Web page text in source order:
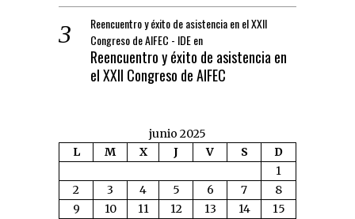
Reencuentro y éxito de asistencia en el XXII
Congreso de AIFEC - IDEen
Reencuentro y éxito de asistencia en
el XXII Congreso de AIFEC
junio 2025
L
M X J V S
D
1
2
3 4 5 6 7
8
9
10 11 12 13 14
15